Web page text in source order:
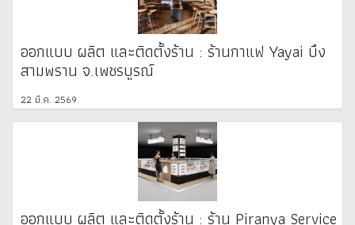
ออกแบบ ผลิต และติดตั้งร้าน : ร้านกาแฟ Yayai บึง
สามพราน จ.เพชรบูรณ์
22 มี.ค. 2569
ออกแบบ ผลิต และติดตั้งร้าน : ร้าน Piranya Service